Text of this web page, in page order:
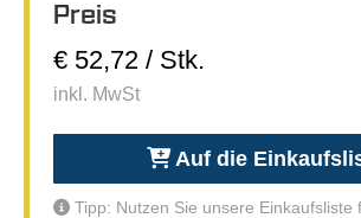
Preis
€ 52,72 / Stk.
inkl. MwSt
Auf die
Tipp: Nutzen Sie unsere Einkaufsliste